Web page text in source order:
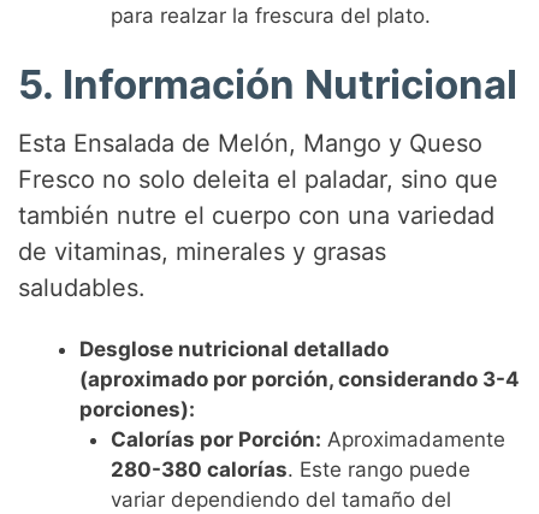
para realzar la frescura del plato.
5. Información Nutricional
Esta Ensalada de Melón, Mango y Queso
Fresco no solo deleita el paladar, sino que
también nutre el cuerpo con una variedad
de vitaminas, minerales y grasas
saludables.
Desglose nutricional detallado
(aproximado por porción, considerando 3-4
porciones):
Calorías por Porción: Aproximadamente
280-380 calorías. Este rango puede
variar dependiendo del tamaño del